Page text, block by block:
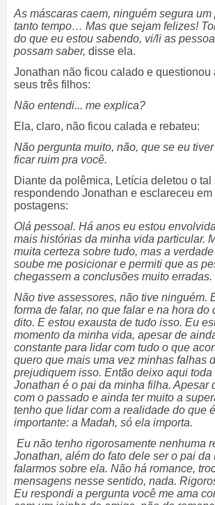
As máscaras caem, ninguém segura
tanto tempo… Mas que sejam felizes!
do que eu estou sabendo, vi/li as
possam saber, disse ela.
Jonathan não ficou calado e questionou
seus três filhos:
Não entendi... me explica?
Ela, claro, não ficou calada e rebateu:
Não pergunta muito, não, que se eu
ficar ruim pra você.
Diante da polêmica, Letícia deletou o tal
respondendo Jonathan e esclareceu
postagens:
Olá pessoal. Há anos eu estou
mais histórias da minha vida particular.
muita certeza sobre tudo, mas a
soube me posicionar e permiti que as
chegassem a conclusões muito erradas.
Não tive assessores, não tive ninguém.
forma de falar, no que falar e na hora do
dito. E estou exausta de tudo isso. Eu
momento da minha vida, apesar de
constante para lidar com tudo o que
quero que mais uma vez minhas falhas
prejudiquem isso. Então deixo aqui toda
Jonathan é o pai da minha filha. Apesar
com o passado e ainda ter muito a
tenho que lidar com a realidade do que
importante: a Madah, só ela importa.
Eu não tenho rigorosamente nenhuma
Jonathan, além do fato dele ser o pai da
falarmos sobre ela. Não há romance,
mensagens nesse sentido, nada.
Eu respondi a pergunta você me ama